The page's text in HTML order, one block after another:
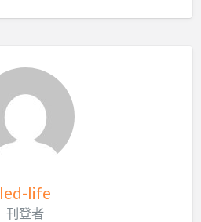
led-life
刊登者